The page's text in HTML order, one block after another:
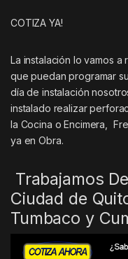
COTIZA YA!
La instalación lo vamos a
que puedan programar
día de instalación
instalado realizar
la Cocina o Encimera,
ya en Obra.
Trabajamos
Ciudad de
Tumbaco y